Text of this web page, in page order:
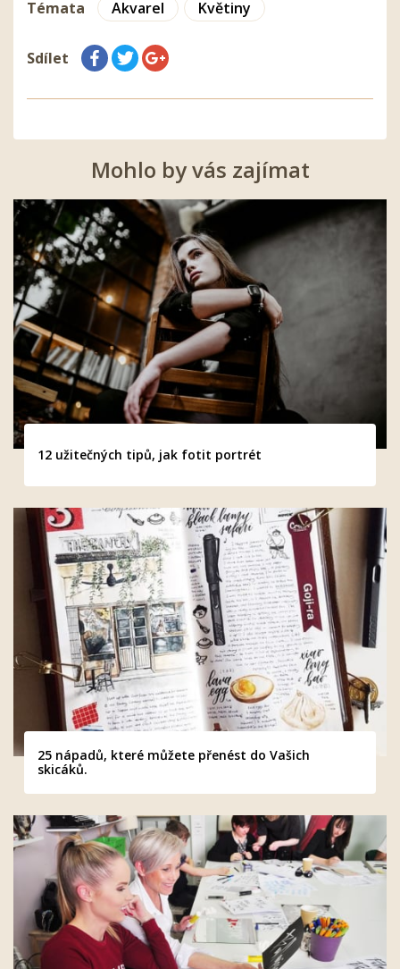
Témata Akvarel Květiny
Sdílet
Mohlo by vás zajímat
12 užitečných tipů, jak fotit portrét
25 nápadů, které můžete přenést do Vašich
skicáků.